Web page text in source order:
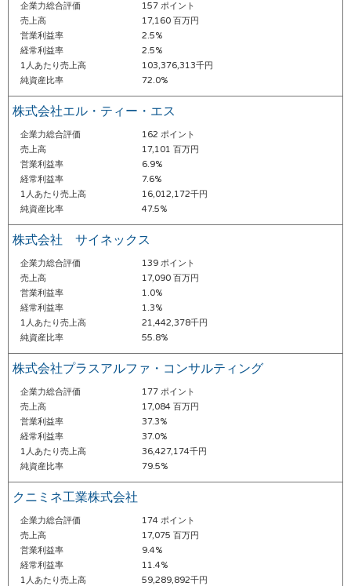
企業力総合評価
157 ポイント
売上高
17,160 百万円
営業利益率
2.5%
経常利益率
2.5%
1人あたり売上高
103,376,313千円
純資産比率
72.0%
株式会社エル・ティー・エス
企業力総合評価
162 ポイント
売上高
17,101 百万円
営業利益率
6.9%
経常利益率
7.6%
1人あたり売上高
16,012,172千円
純資産比率
47.5%
株式会社 サイネックス
企業力総合評価
139 ポイント
売上高
17,090 百万円
営業利益率
1.0%
経常利益率
1.3%
1人あたり売上高
21,442,378千円
純資産比率
55.8%
株式会社プラスアルファ・コンサルティング
企業力総合評価
177 ポイント
売上高
17,084 百万円
営業利益率
37.3%
経常利益率
37.0%
1人あたり売上高
36,427,174千円
純資産比率
79.5%
クニミネ工業株式会社
企業力総合評価
174 ポイント
売上高
17,075 百万円
営業利益率
9.4%
経常利益率
11.4%
1人あたり売上高
59,289,892千円